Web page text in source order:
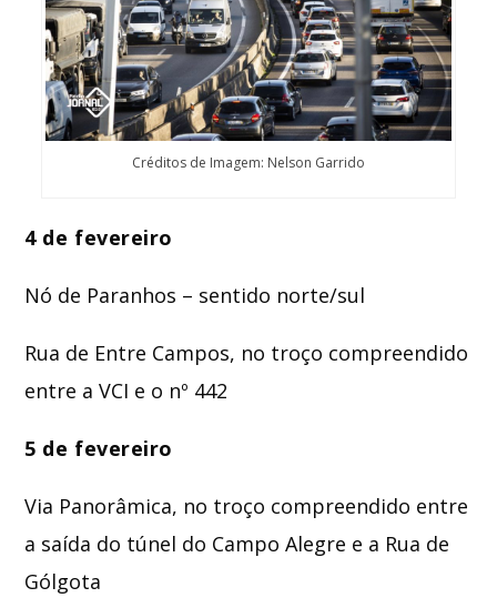
Créditos de Imagem: Nelson Garrido
4 de fevereiro
Nó de Paranhos – sentido norte/sul
Rua de Entre Campos, no troço compreendido
entre a VCI e o nº 442
5 de fevereiro
Via Panorâmica, no troço compreendido entre
a saída do túnel do Campo Alegre e a Rua de
Gólgota